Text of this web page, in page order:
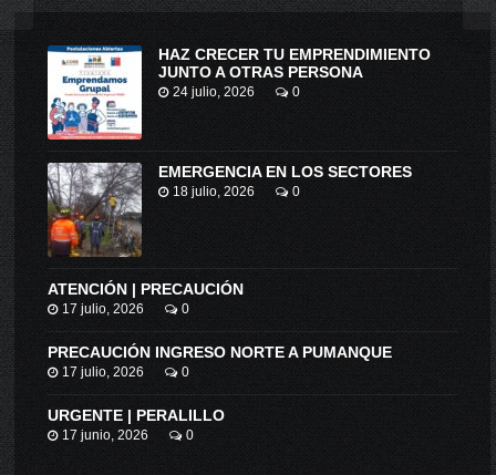
HAZ CRECER TU EMPRENDIMIENTO
JUNTO A OTRAS PERSONA
24 julio, 2026 0
EMERGENCIA EN LOS SECTORES
18 julio, 2026 0
ATENCIÓN | PRECAUCIÓN
17 julio, 2026 0
PRECAUCIÓN INGRESO NORTE A PUMANQUE
17 julio, 2026 0
URGENTE | PERALILLO
17 junio, 2026 0